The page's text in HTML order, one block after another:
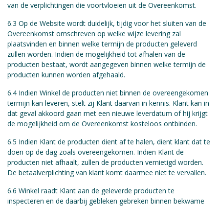
van de verplichtingen die voortvloeien uit de Overeenkomst.
6.3 Op de Website wordt duidelijk, tijdig voor het sluiten van de
Overeenkomst omschreven op welke wijze levering zal
plaatsvinden en binnen welke termijn de producten geleverd
zullen worden. Indien de mogelijkheid tot afhalen van de
producten bestaat, wordt aangegeven binnen welke termijn de
producten kunnen worden afgehaald.
6.4 Indien Winkel de producten niet binnen de overeengekomen
termijn kan leveren, stelt zij Klant daarvan in kennis. Klant kan in
dat geval akkoord gaan met een nieuwe leverdatum of hij krijgt
de mogelijkheid om de Overeenkomst kosteloos ontbinden.
6.5 Indien Klant de producten dient af te halen, dient klant dat te
doen op de dag zoals overeengekomen. Indien Klant de
producten niet afhaalt, zullen de producten vernietigd worden.
De betaalverplichting van klant komt daarmee niet te vervallen.
6.6 Winkel raadt Klant aan de geleverde producten te
inspecteren en de daarbij gebleken gebreken binnen bekwame